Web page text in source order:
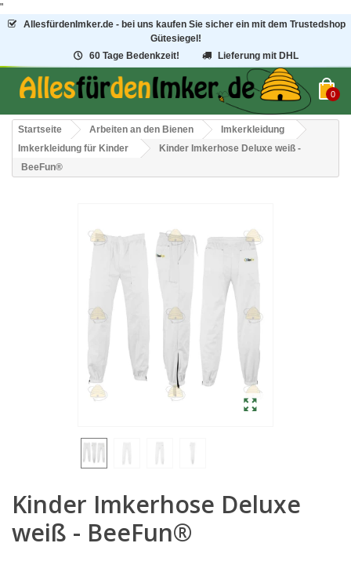
"
AllesfürdenImker.de - bei uns kaufen Sie sicher ein mit dem Trustedshop
Gütesiegel!
60 Tage Bedenkzeit!
Lieferung mit DHL
0
Startseite Arbeiten an den Bienen
Imkerkleidung
Imkerkleidung für Kinder
Kinder Imkerhose Deluxe weiß -
BeeFun®
Kinder Imkerhose Deluxe
weiß - BeeFun®